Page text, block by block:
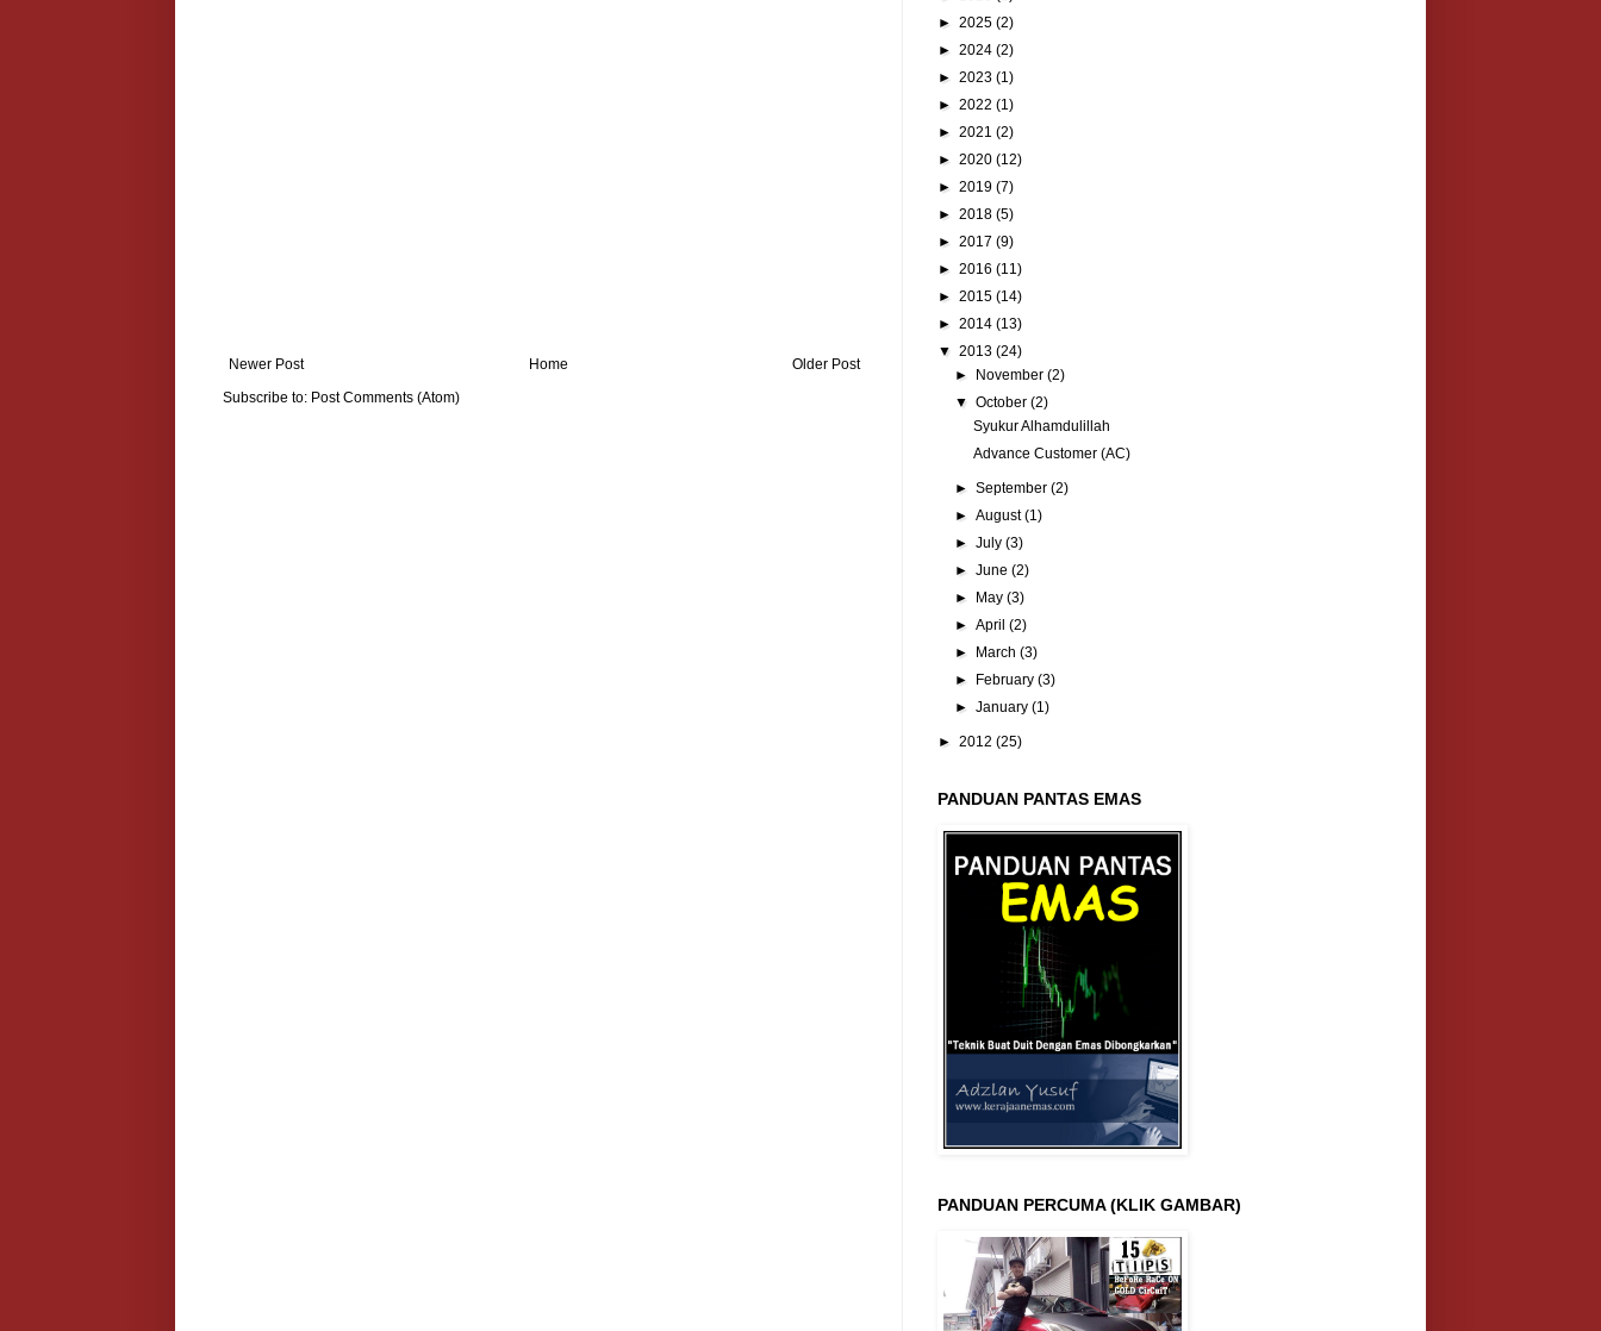
Newer Post Older Post
Home
Subscribe to: Post Comments (Atom)
► 2025 (2)
► 2024 (2)
► 2023 (1)
► 2022 (1)
► 2021 (2)
► 2020 (12)
► 2019 (7)
► 2018 (5)
► 2017 (9)
► 2016 (11)
► 2015 (14)
► 2014 (13)
▼ 2013 (24)
► November(2)
▼October(2)
Syukur Alhamdulillah
Advance Customer (AC)
►September(2)
►August(1)
►July(3)
►June(2)
► May(3)
►April(2)
► March(3)
► February(3)
►January(1)
► 2012 (25)
PANDUAN PANTAS EMAS
PANDUAN PERCUMA (KLIK GAMBAR)